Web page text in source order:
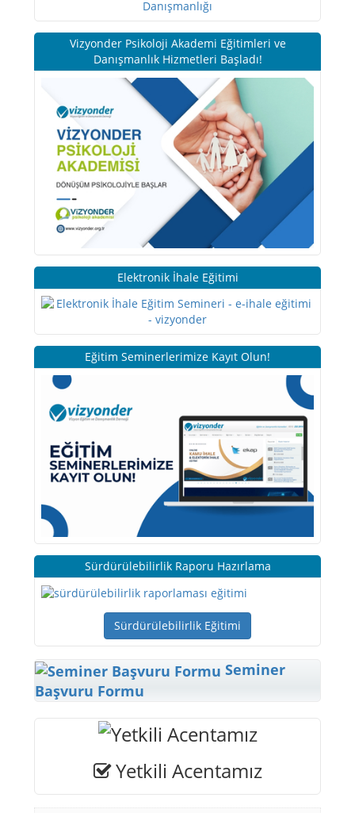
Vizyonder Psikoloji Akademi Eğitimleri ve
Danışmanlık Hizmetleri Başladı!
Elektronik İhale Eğitimi
Eğitim Seminerlerimize Kayıt Olun!
Sürdürülebilirlik Raporu Hazırlama
Sürdürülebilirlik Eğitimi
Seminer
Başvuru Formu
Yetkili Acentamız